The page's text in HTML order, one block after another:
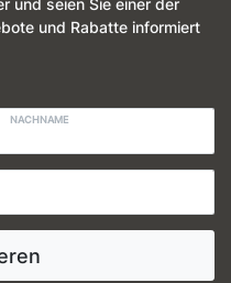
und seien Sie einer der
und Rabatte informiert
NACHNAME